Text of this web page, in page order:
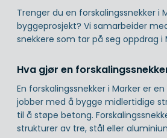
Trenger du en forskalingssnekker i
byggeprosjekt? Vi samarbeider
snekkere som tar på seg oppdrag i
Hva gjør en
En forskalingssnekker i Marker er
jobber med å bygge midlertidige
til å støpe betong.
strukturer av tre, stål eller